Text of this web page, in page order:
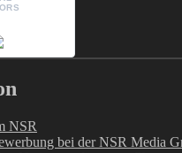
NSR
bei der NSR Media